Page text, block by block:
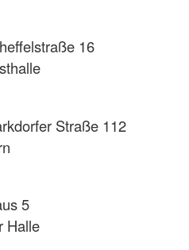
16
Straße 112
5
Halle